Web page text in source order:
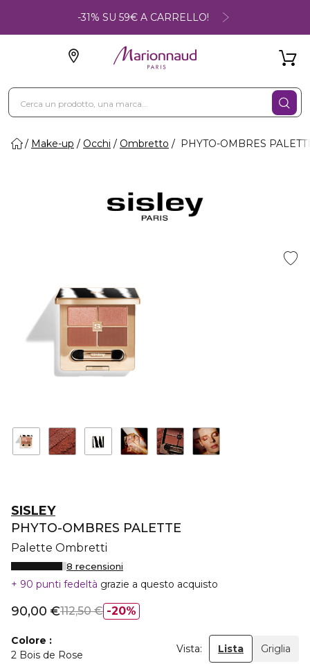
-31% SU 59€ A CARRELLO!
Make-up Occhi Ombretto PHYTO-OMBRES
SISLEY
PHYTO-OMBRES PALETTE
Palette Ombretti
8 recensioni
90 punti fedeltà grazie a questo acquisto
20%
90,00 €112,50 €
Colore
2 Bois de Rose
Vista: Lista Griglia